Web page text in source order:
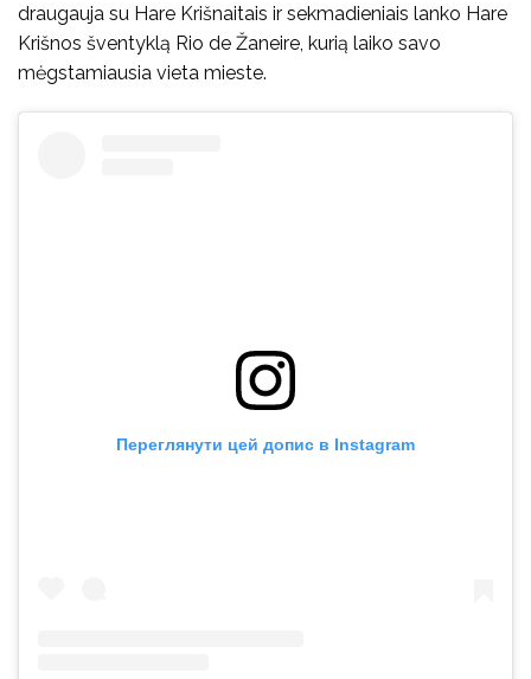
draugauja su Hare Krišnaitais ir sekmadieniais lanko Hare
Krišnos šventyklą Rio de Žaneire, kurią laiko savo
mėgstamiausia vieta mieste.
Переглянути цей допис в Instagram